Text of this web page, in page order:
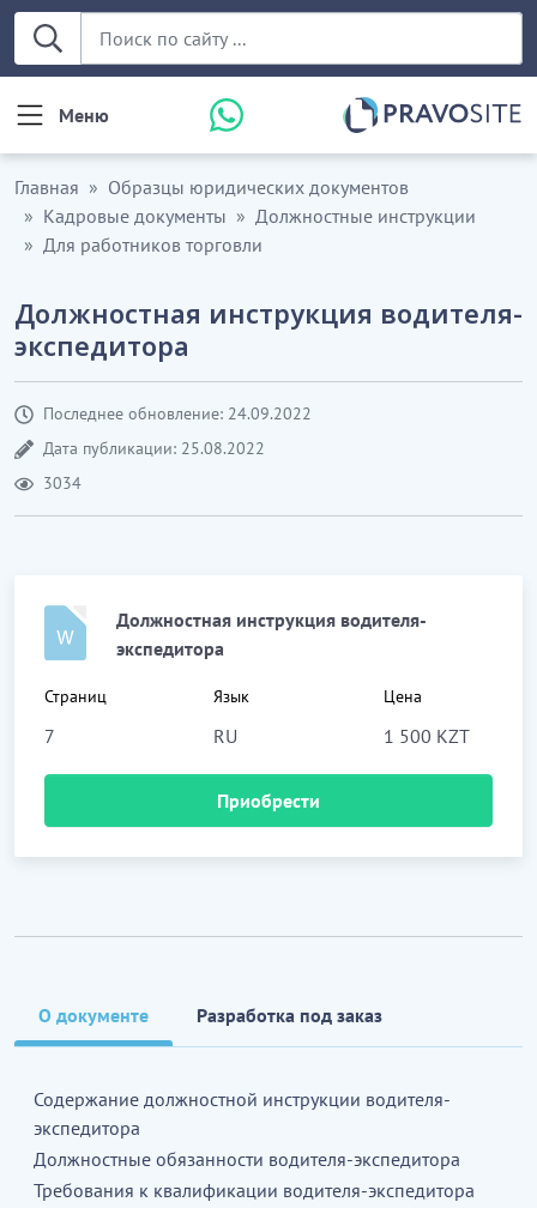
Меню
Главная
Образцы юридических документов
Кадровые документы
Должностные инструкции
Для работников торговли
Должностная инструкция водителя-
экспедитора
Последнее обновление: 24.09.2022
Дата публикации: 25.08.2022
3034
Должностная инструкция водителя-
экспедитора
Страниц
7
Язык
RU
Цена
1 500 KZT
Приобрести
О документе Разработка под заказ
Содержание должностной инструкции водителя-
экспедитора
Должностные обязанности водителя-экспедитора
Требования к квалификации водителя-экспедитора